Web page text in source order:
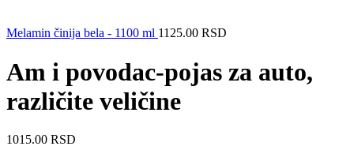
Melamin činija bela - 1100 ml 1125.00 RSD
Am i povodac-pojas za auto,
različite veličine
1015.00 RSD